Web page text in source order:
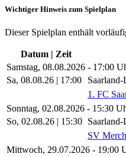
Wichtiger Hinweis zum Spielplan
Dieser Spielplan enthält
Datum | Zeit
Samstag, 08.08.2026 - 17:00
Sa, 08.08.26 | 17:00 Saarland-
1. FC
Sonntag, 02.08.2026 - 15:30
So, 02.08.26 | 15:30 Saarland-
SV
Mittwoch, 29.07.2026 - 19:00